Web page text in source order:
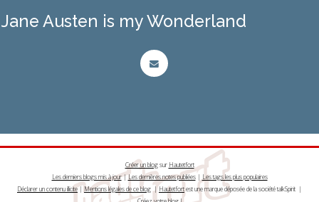
Jane Austen is my Wonderland
Créer un blogsur Hautetfort
Les derniers blogs mis à jour|Les dernières notes publiées| Les tags les plus populaires
Déclarer un contenu illicite| Mentions légales de ce blog |Hautetfortest une marque déposée de la société talkSpirit |